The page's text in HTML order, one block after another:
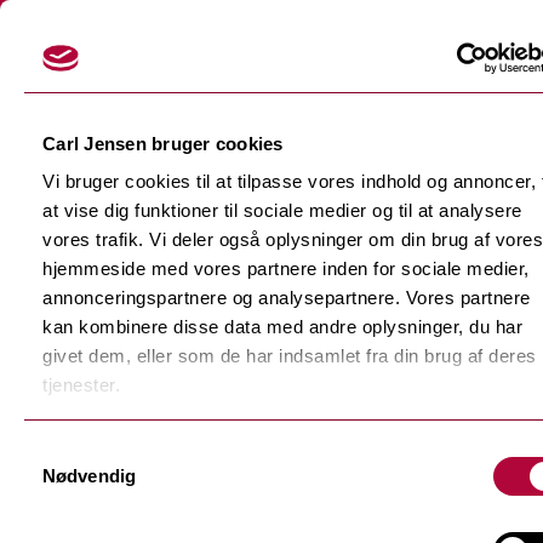
Carl Jensen bruger cookies
Vi bruger cookies til at tilpasse vores indhold og annoncer,
at vise dig funktioner til sociale medier og til at analysere
vores trafik. Vi deler også oplysninger om din brug af vores
hjemmeside med vores partnere inden for sociale medier,
annonceringspartnere og analysepartnere. Vores partnere
kan kombinere disse data med andre oplysninger, du har
givet dem, eller som de har indsamlet fra din brug af deres
tjenester.
Nødvendig
Skærefolier
Tilbage
Dekorationsfolier
Tilbage
Støbte dekorationsfolier
Monomere dekorationsfolie